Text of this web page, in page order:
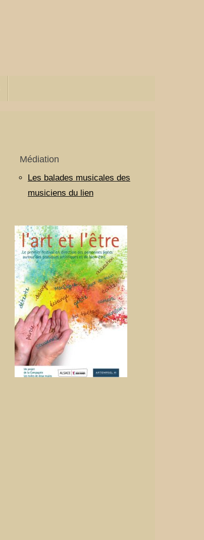
Médiation
Les balades musicales des
musiciens du lien